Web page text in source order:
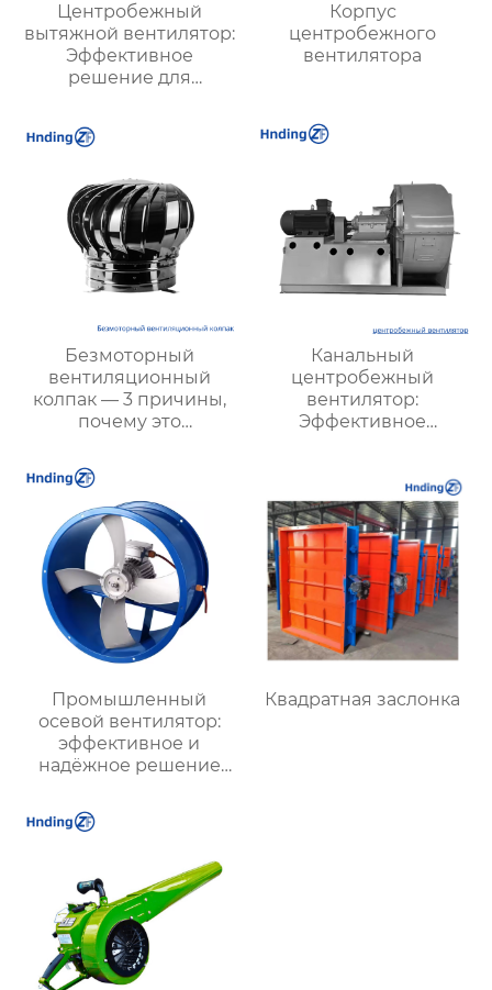
Центробежный
вытяжной вентилятор:
Эффективное
решение для
вентиляционных
Корпус
центробежного
вентилятора
Безмоторный
вентиляционный
колпак — 3 причины,
почему это
экологичное решение
является лучшим
выбором для
повышения
эффективности
вентиляции
Канальный
центробежный
вентилятор:
Эффективное
кондиционирования
Промышленный
осевой вентилятор:
эффективное и
надёжное решение
заводов, шахт и
промышленных
Квадратная заслонка